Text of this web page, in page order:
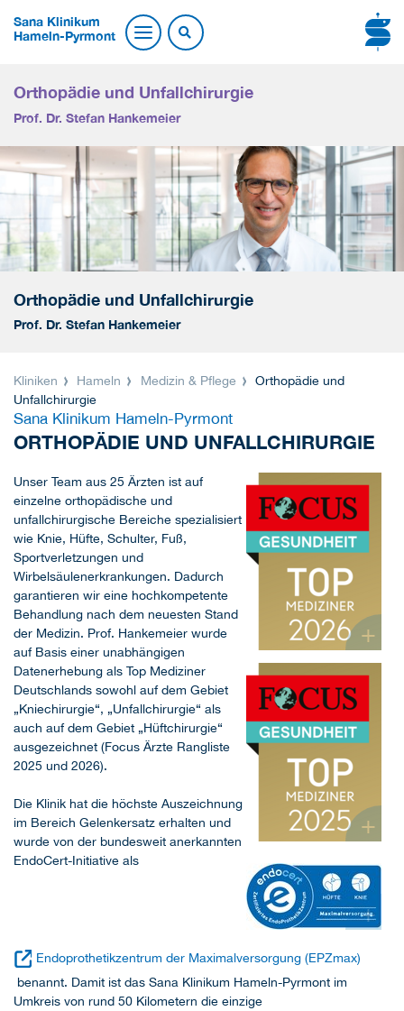
Sana Klinikum
Hameln-Pyrmont
Orthopädie und Unfallchirurgie
Prof. Dr. Stefan Hankemeier
Orthopädie und Unfallchirurgie
Prof. Dr. Stefan Hankemeier
Kliniken Hameln Medizin & Pflege
Orthopädie und
Unfallchirurgie
Sana Klinikum Hameln-Pyrmont
ORTHOPÄDIE UND UNFALLCHIRURGIE
+
+
+
Unser Team aus 25 Ärzten ist auf
einzelne orthopädische und
unfallchirurgische Bereiche spezialisiert
wie Knie, Hüfte, Schulter, Fuß,
Sportverletzungen und
Wirbelsäulenerkrankungen. Dadurch
garantieren wir eine hochkompetente
Behandlung nach dem neuesten Stand
der Medizin. Prof. Hankemeier wurde
auf Basis einer unabhängigen
Datenerhebung als Top Mediziner
Deutschlands sowohl auf dem Gebiet
„Kniechirurgie“, „Unfallchirurgie“ als
auch auf dem Gebiet „Hüftchirurgie“
ausgezeichnet (Focus Ärzte Rangliste
2025 und 2026).
Die Klinik hat die höchste Auszeichnung
im Bereich Gelenkersatz erhalten und
wurde von der bundesweit anerkannten
EndoCert-Initiative als
Endoprothetikzentrum der Maximalversorgung (EPZmax)
benannt. Damit ist das Sana Klinikum Hameln-Pyrmont im
Umkreis von rund 50 Kilometern die einzige